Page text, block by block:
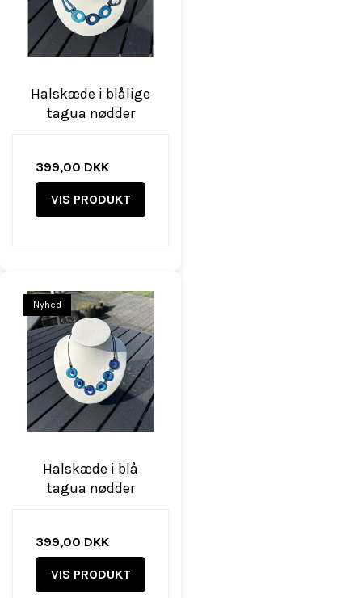
Halskæde i blålige
tagua nødder
399,00 DKK
VIS PRODUKT
Nyhed
Halskæde i blå
tagua nødder
399,00 DKK
VIS PRODUKT